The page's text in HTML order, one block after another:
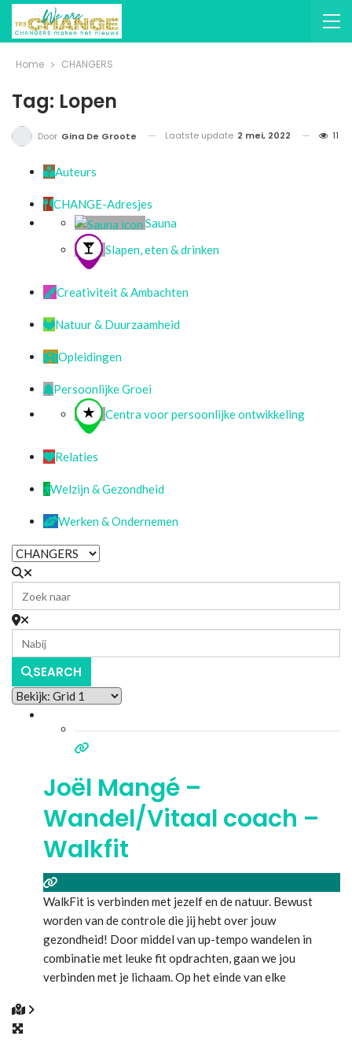
Home CHANGERS
Tag: Lopen
Door Gina De Groote Laatste update 2 mei, 2022 11
Auteurs
CHANGE-Adresjes
Sauna
Slapen, eten & drinken
Creativiteit & Ambachten
Natuur & Duurzaamheid
Opleidingen
Persoonlijke Groei
Centra voor persoonlijke ontwikkeling
Relaties
Welzijn & Gezondheid
Werken & Ondernemen
SEARCH
Joël Mangé –
Wandel/Vitaal coach –
Walkfit
WalkFit is verbinden met jezelf en de natuur. Bewust
worden van de controle die jij hebt over jouw
gezondheid! Door middel van up-tempo wandelen in
combinatie met leuke fit opdrachten, gaan we jou
verbinden met je lichaam. Op het einde van elke